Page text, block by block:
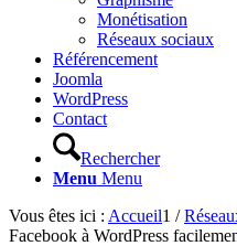
Monétisation
Réseaux sociaux
Référencement
Joomla
WordPress
Contact
Rechercher
Menu Menu
Vous êtes ici : Accueil1 /
Facebook à WordPress